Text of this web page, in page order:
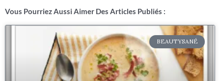
Vous Pourriez Aussi Aimer Des Articles Publiés :
BEAUTYSANÉ